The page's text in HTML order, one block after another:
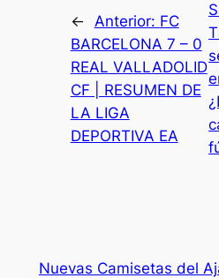
← Anterior: FC
BARCELONA 7 – 0
REAL VALLADOLID
CF | RESUMEN DE
LA LIGA
DEPORTIVA EA
Nuevas Camisetas del